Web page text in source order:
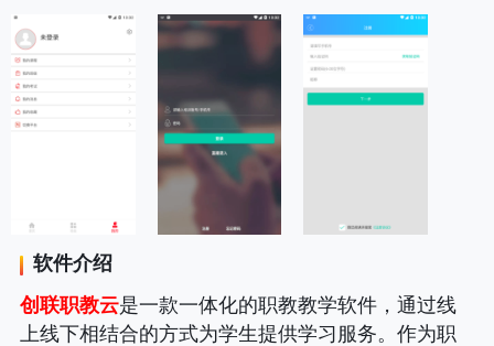
软件介绍
创联职教云是一款一体化的职教教学软件，通过线
上线下相结合的方式为学生提供学习服务。作为职